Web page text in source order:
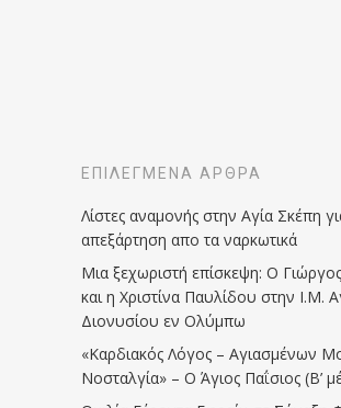
ΕΠΙΛΕΓΜΈΝΑ ΆΡΘΡΑ
Λίστες αναμονής στην Αγία Σκέπη
απεξάρτηση απο τα ναρκωτικά
Μια ξεχωριστή επίσκεψη: Ο
και η Χριστίνα Παυλίδου στην Ι.Μ.
Διονυσίου εν Ολύμπω
«Καρδιακός Λόγος – Αγιασμένων
Νοσταλγία» – Ο Άγιος Παΐσιος (Β’